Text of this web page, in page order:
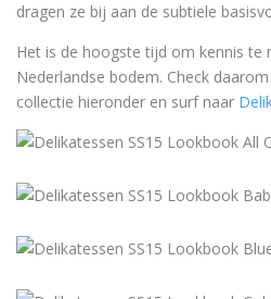
dragen ze bij aan de subtiele
Het is de hoogste tijd om kennis
Nederlandse bodem. Check
collectie hieronder en surf naar